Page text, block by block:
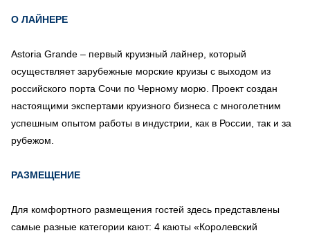
О ЛАЙНЕРЕ
Astoria Grande – первый круизный лайнер, который
осуществляет зарубежные морские круизы с выходом из
российского порта Сочи по Черному морю. Проект создан
настоящими экспертами круизного бизнеса с многолетним
успешным опытом работы в индустрии, как в России, так и за
рубежом.
РАЗМЕЩЕНИЕ
Для комфортного размещения гостей здесь представлены
самые разные категории кают: 4 каюты «Королевский